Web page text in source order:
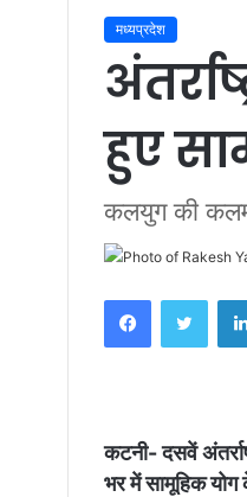
मध्यप्रदेश
हुए
कलयुग की कलम
कटनी- दसवें
भर में सामूहिक